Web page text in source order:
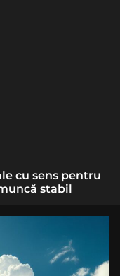
cu sens pentru
stabil